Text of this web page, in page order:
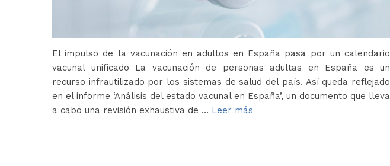
El impulso de la vacunación en adultos en España pasa por un calendario
vacunal unificado La vacunación de personas adultas en España es un
recurso infrautilizado por los sistemas de salud del país. Así queda reflejado
en el informe ‘Análisis del estado vacunal en España’, un documento que lleva
a cabo una revisión exhaustiva de … Leer más